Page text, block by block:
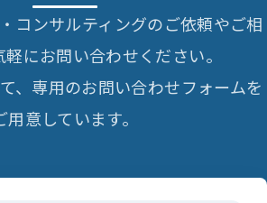
コンサルティングのご依頼やご相
にお問い合わせください。
、専用のお問い合わせフォームを
用意しています。